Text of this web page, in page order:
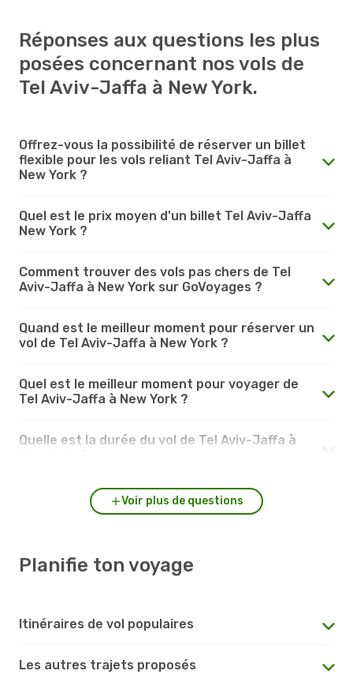
Réponses aux questions les plus
posées concernant nos vols de
Tel Aviv-Jaffa à New York.
Offrez-vous la possibilité de réserver un billet
flexible pour les vols reliant Tel Aviv-Jaffa à
New York ?
Quel est le prix moyen d'un billet Tel Aviv-Jaffa
New York ?
Comment trouver des vols pas chers de Tel
Aviv-Jaffa à New York sur GoVoyages ?
Quand est le meilleur moment pour réserver un
vol de Tel Aviv-Jaffa à New York ?
Quel est le meilleur moment pour voyager de
Tel Aviv-Jaffa à New York ?
Quelle est la durée du vol de Tel Aviv-Jaffa à
Voir plus de questions
Planifie ton voyage
Itinéraires de vol populaires
Les autres trajets proposés